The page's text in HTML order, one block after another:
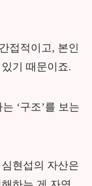
접적이고, 본인
기 때문이죠.
‘구조’를 보는
현섭의 자산은